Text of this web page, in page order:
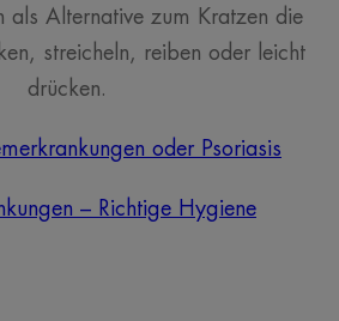
als Alternative zum Kratzen die
streicheln, reiben oder leicht
drücken.
oder Psoriasis
– Richtige Hygiene